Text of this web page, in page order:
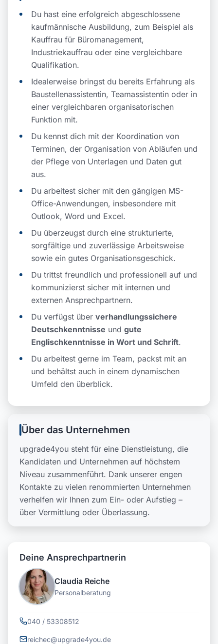
Du hast eine erfolgreich abgeschlossene
kaufmännische Ausbildung, zum Beispiel als
Kauffrau für Büromanagement,
Industriekauffrau oder eine vergleichbare
Qualifikation.
Idealerweise bringst du bereits Erfahrung als
Baustellenassistentin, Teamassistentin oder in
einer vergleichbaren organisatorischen
Funktion mit.
Du kennst dich mit der Koordination von
Terminen, der Organisation von Abläufen und
der Pflege von Unterlagen und Daten gut
aus.
Du arbeitest sicher mit den gängigen MS-
Office-Anwendungen, insbesondere mit
Outlook, Word und Excel.
Du überzeugst durch eine strukturierte,
sorgfältige und zuverlässige Arbeitsweise
sowie ein gutes Organisationsgeschick.
Du trittst freundlich und professionell auf und
kommunizierst sicher mit internen und
externen Ansprechpartnern.
Du verfügst über verhandlungssichere
Deutschkenntnisse und gute
Englischkenntnisse in Wort und Schrift.
Du arbeitest gerne im Team, packst mit an
und behältst auch in einem dynamischen
Umfeld den überblick.
Über das Unternehmen
upgrade4you steht für eine Dienstleistung, die
Kandidaten und Unternehmen auf höchstem
Niveau zusammenführt. Dank unserer engen
Kontakte zu vielen renommierten Unternehmen
verhelfen wir Ihnen zum Ein- oder Aufstieg –
über Vermittlung oder Überlassung.
Deine Ansprechpartnerin
Claudia Reiche
Personalberatung
040 / 53308512
reichec@upgrade4you.de